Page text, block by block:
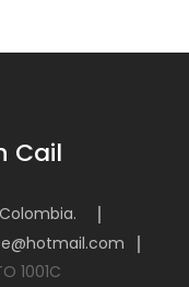
Cail
1001C